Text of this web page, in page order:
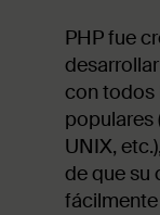
PHP fue
con todos
populares
UNIX,
de que su